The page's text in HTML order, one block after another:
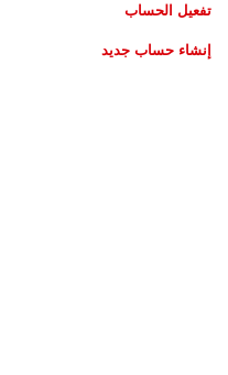
تفعيل الحساب
إنشاء حساب جديد